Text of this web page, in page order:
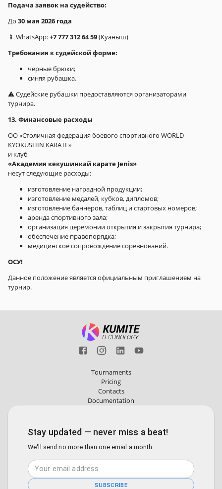
Подача заявок на судейство:
До 30 мая 2026 года
📱 WhatsApp:+7 777 312 64 59(Куаныш)
Требования к судейской форме:
черные брюки;
синяя рубашка.
⚠️ Судейские рубашки предоставляются организаторами
турнира.
13. Финансовые расходы
ОО «Столичная федерация боевого спортивного WORLD
KYOKUSHIN KARATE»
и клуб
«Академия кекушинкай карате Jenis»
несут следующие расходы:
изготовление наградной продукции;
изготовление медалей, кубков, дипломов;
изготовление баннеров, таблиц и стартовых номеров;
аренда спортивного зала;
организация церемонии открытия и закрытия турнира;
обеспечение правопорядка;
медицинское сопровождение соревнований.
ОСУ!
Данное положение является официальным приглашением на
турнир.
Tournaments
Pricing
Contacts
Documentation
Stay updated — never miss a beat!
We'll send no more than one email a month
SUBSCRIBE